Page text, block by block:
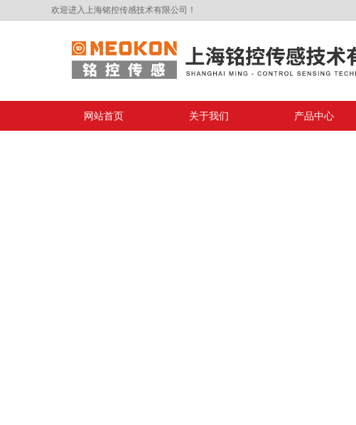
欢迎进入上海铭控传感技术有限公司！
网站首页 关于我们 产品中心